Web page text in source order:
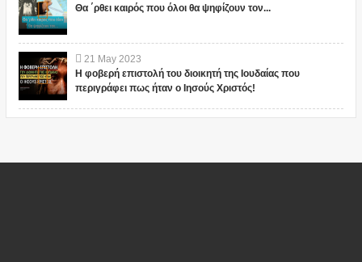
Θα ΄ρθει καιρός που όλοι θα ψηφίζουν τον...
21 May 2023
Η φοβερή επιστολή του διοικητή της Ιουδαίας που
περιγράφει πως ήταν ο Ιησούς Χριστός!